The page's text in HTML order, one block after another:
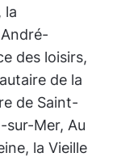
la
des loisirs,
de la
de Saint-
sur-Mer, Au
la Vieille